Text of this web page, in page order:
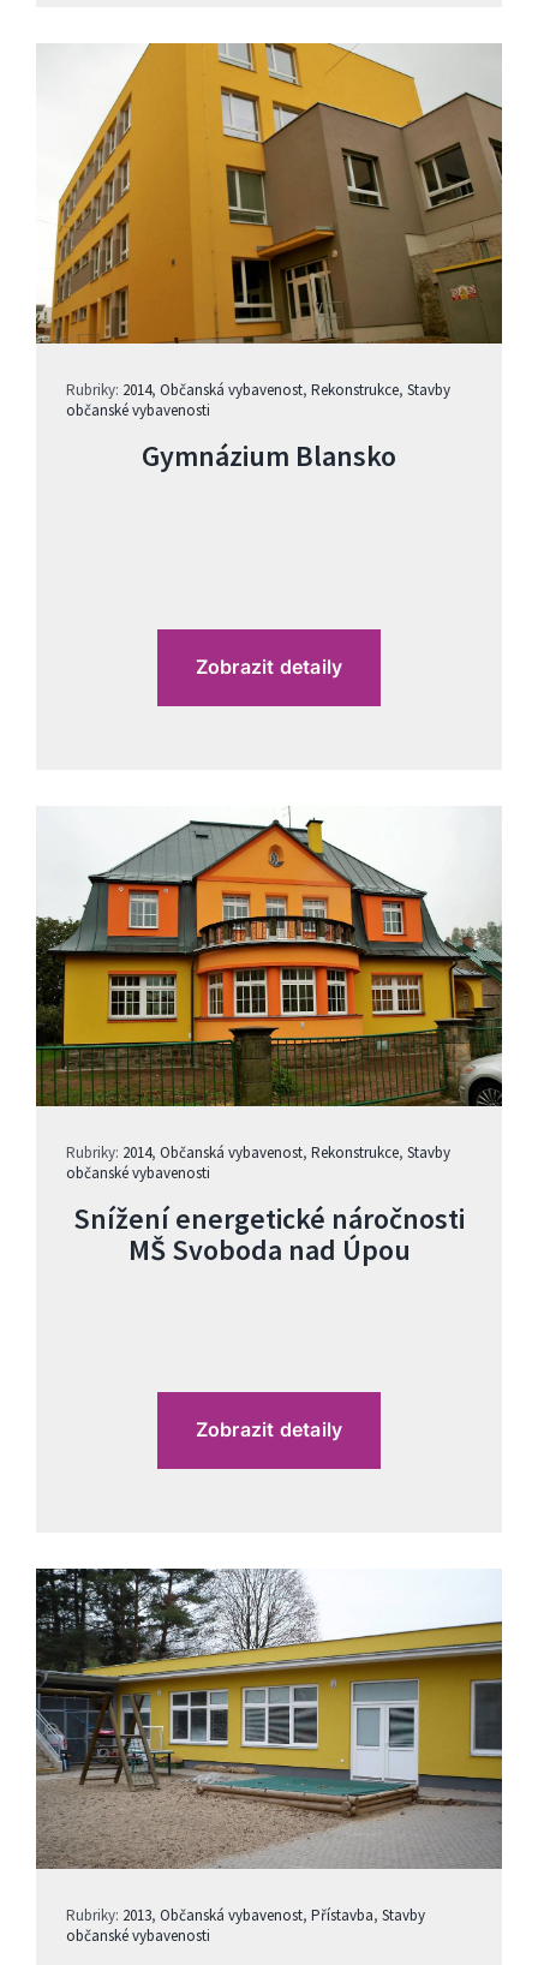
Rubriky: 2014, Občanská vybavenost, Rekonstrukce, Stavby
občanské vybavenosti
Gymnázium Blansko
Zobrazit detaily
Rubriky: 2014, Občanská vybavenost, Rekonstrukce, Stavby
občanské vybavenosti
Snížení energetické náročnosti
MŠ Svoboda nad Úpou
Zobrazit detaily
Rubriky: 2013, Občanská vybavenost, Přístavba, Stavby
občanské vybavenosti